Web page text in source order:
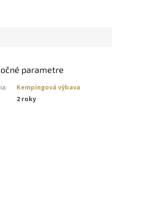
parametre
:
Kempingová výbava
2 roky